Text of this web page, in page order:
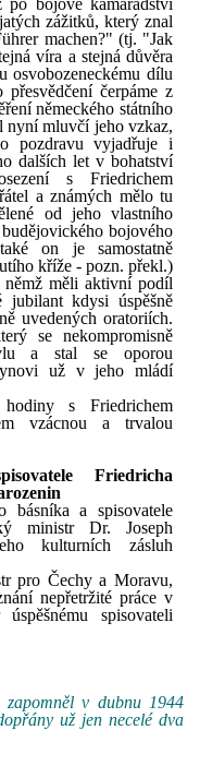
po bojové kamarádství
zážitků, který znal
machen?" (tj. "Jak
víra a stejná důvěra
osvobozeneckému dílu
čerpáme z
německého státního
nyní mluvčí jeho vzkaz,
pozdravu vyjadřuje i
dalších let v bohatství
s Friedrichem
a známých mělo tu
od jeho vlastního
bojového
on je samostatně
kříže - pozn. překl.)
měli aktivní podíl
kdysi úspěšně
uvedených oratoriích.
se nekompromisně
a stal se oporou
už v jeho mládí
s Friedrichem
vzácnou a trvalou
Friedricha
básníka a spisovatele
ministr Dr. Joseph
kulturních zásluh
pro Čechy a Moravu,
nepřetržité práce v
spisovateli
zapomněl v dubnu 1944
už jen necelé dva